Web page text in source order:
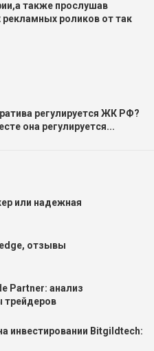
также прослушав
роликов от так
регулируется ЖК РФ?
она регулируется...
или надежная
отзывы
Partner: анализ
трейдеров
инвестировании Bitgildtech: